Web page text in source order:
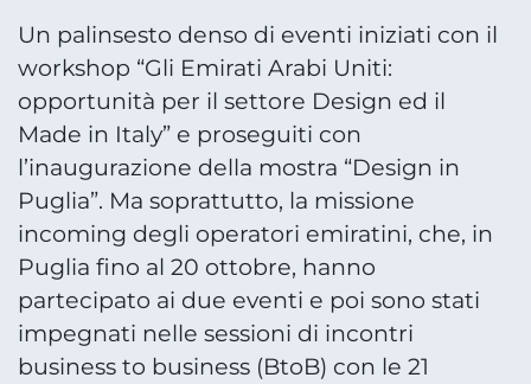
Un palinsesto denso di eventi iniziati con il
workshop “Gli Emirati Arabi Uniti:
opportunità per il settore Design ed il
Made in Italy” e proseguiti con
l’inaugurazione della mostra “Design in
Puglia”. Ma soprattutto, la missione
incoming degli operatori emiratini, che, in
Puglia fino al 20 ottobre, hanno
partecipato ai due eventi e poi sono stati
impegnati nelle sessioni di incontri
business to business (BtoB) con le 21